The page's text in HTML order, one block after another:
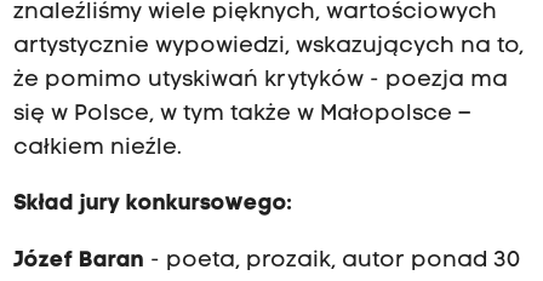
znaleźliśmy wiele pięknych, wartościowych
artystycznie wypowiedzi, wskazujących na to,
że pomimo utyskiwań krytyków - poezja ma
się w Polsce, w tym także w Małopolsce –
całkiem nieźle.
Skład jury konkursowego:
Józef Baran - poeta, prozaik, autor ponad 30